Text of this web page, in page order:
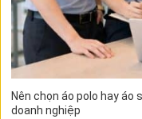
Nên chọn áo polo hay áo
doanh nghiệp